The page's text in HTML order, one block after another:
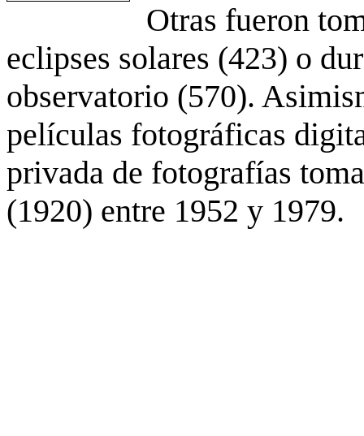
Otras fueron
eclipses solares (423) o
observatorio (570).
películas fotográficas
privada de fotografías
(1920) entre 1952 y 1979.